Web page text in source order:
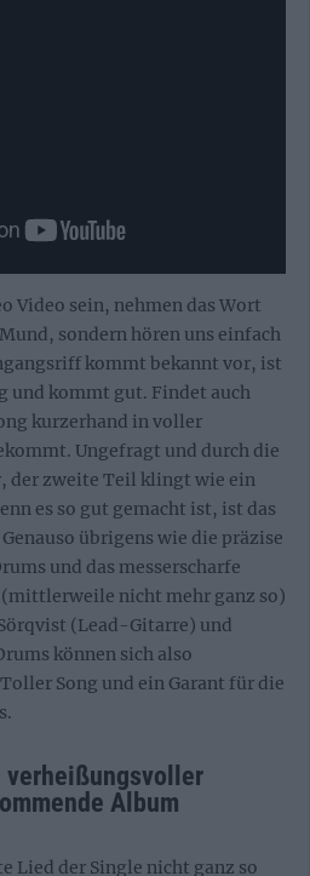
Video sein, nehmen das Wort
sondern hören uns einfach
kommt bekannt vor, ist
und kommt gut. Findet auch
kurzerhand in voller
Ungefragt und durch die
der zweite Teil klingt wie ein
es so gut gemacht ist, ist das
übrigens wie die präzise
und das messerscharfe
nicht mehr ganz so)
(Lead-Gitarre) und
können sich also
Song und ein Garant für die
verheißungsvoller
Album
Lied der Single nicht ganz so